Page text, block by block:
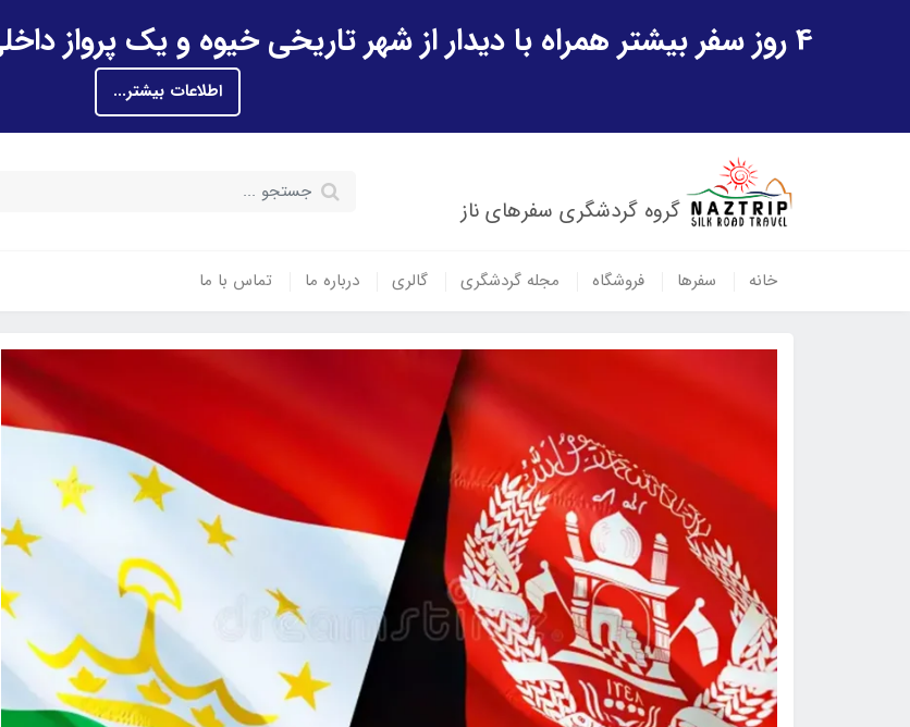
4 روز سفر بیشتر همراه با دیدار از شهر تاریخی خیوه و یک پرواز داخلی ازبکستان هدیه ویژه سفر شهریورماه
اطلاعات بیشتر...
گروه گردشگری سفرهای ناز
خانه سفرها فروشگاه مجله گردشگری گالری درباره ما تماس با ما